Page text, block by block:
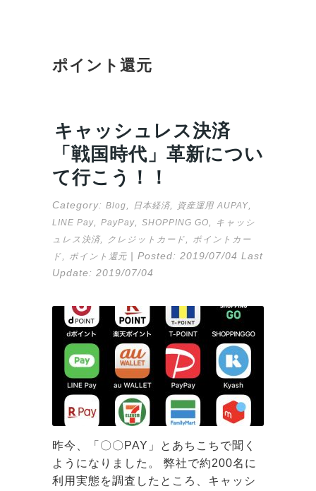
ポイント還元
キャッシュレス決済
「戦国時代」革新につい
て行こう！！
Category: Blog 日本経済 資産運用 AUPAY
LINE Pay PayPay SHOPPING GO
キャッシ
ュレス決済
クレジットカード
ポイントカー
ド
ポイント還元 | Posted: 2019/07/04 Last
Update: 2019/07/04
昨今、「〇〇PAY」とあちこちで聞く
ようになりました。 弊社で約200名に
利用実態を調査したところ、キャッシ